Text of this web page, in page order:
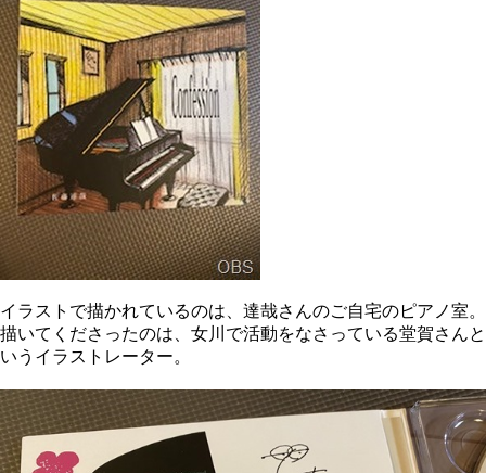
イラストで描かれているのは、達哉さんのご自宅のピアノ室。
描いてくださったのは、女川で活動をなさっている堂賀さんと
いう イラストレーター。